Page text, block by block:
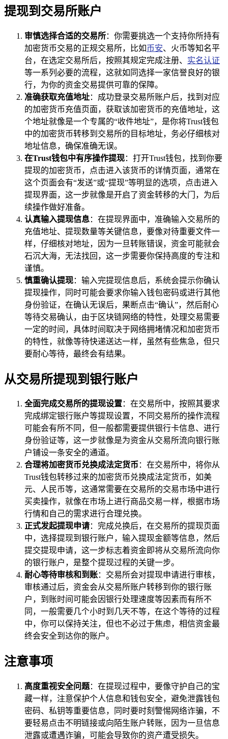
提现到交易所账户
审慎选择合适的交易所：你需要挑选一个支持你所持有
加密货币交易的正规交易所，比如币安、火币等知名平
台，在选定交易所后，按照其规定完成注册、 实名认证
等一系列必要的流程，这就如同选择一家信誉良好的银
行，为你的资金交易提供可靠的保障。
准确获取充值地址：成功登录交易所账户后，找到对应
的加密货币充值页面，获取该加密货币的充值地址，这
个地址就像是一个专属的“收件地址”，是你将Trust钱包
中的加密货币转移到交易所的目标地址，务必仔细核对
地址信息，确保准确无误。
在Trust钱包中有序操作提现：打开Trust钱包，找到你要
提现的加密货币，点击进入该货币的详情页面，通常在
这个页面会有“发送”或“提现”等明显的选项，点击进入
提现界面，这一步就像是开启了资金转移的大门，为后
续操作做好准备。
认真输入提现信息：在提现界面中，准确输入交易所的
充值地址、提现数量等关键信息，要像对待重要文件一
样，仔细核对地址，因为一旦转账错误，资金可能就会
石沉大海，无法找回，这一步需要你保持高度的专注和
谨慎。
慎重确认提现：输入完提现信息后，系统会提示你确认
提现操作，同时可能会要求你输入钱包密码或进行其他
身份验证，在确认无误后，果断点击“确认”，然后耐心
等待交易确认，由于区块链网络的特性，处理交易需要
一定的时间，具体时间取决于网络拥堵情况和加密货币
的特性，就像等待快递送达一样，虽然有些焦急，但只
要耐心等待，最终会有结果。
从交易所提现到银行账户
全面完成交易所的提现设置：在交易所中，按照其要求
完成绑定银行账户等提现设置，不同交易所的操作流程
可能会有所不同，但一般都需要提供银行卡信息、进行
身份验证等，这一步就像是为资金从交易所流向银行账
户铺设一条安全的通道。
合理将加密货币兑换成法定货币 ：在交易所中，将你从
Trust钱包转移过来的加密货币兑换成法定货币，如美
元、人民币等，这通常需要在交易所的交易市场中进行
买卖操作，就像在市场上进行商品交易一样，根据市场
行情和自己的需求进行合理兑换。
正式发起提现申请：完成兑换后，在交易所的提现页面
中，选择提现到银行账户，输入提现金额等信息，然后
提交提现申请，这一步标志着资金即将从交易所流向你
的银行账户，是整个提现过程的关键一步。
耐心等待审核和到账：交易所会对提现申请进行审核，
审核通过后，资金会从交易所账户转移到你的银行账
户，到账时间可能会因银行处理速度等因素而有所不
同，一般需要几个小时到几天不等，在这个等待的过程
中，你可以保持关注，但也不必过于焦虑，相信资金最
终会安全到达你的账户。
注意事项
高度重视安全问题：在提现过程中，要像守护自己的宝
藏一样，注意保护个人信息和钱包安全，避免泄露钱包
密码、私钥等重要信息，同时要时刻警惕网络诈骗，不
要轻易点击不明链接或向陌生账户转账，因为一旦信息
泄露或遭遇诈骗，可能会导致你的资产遭受损失。